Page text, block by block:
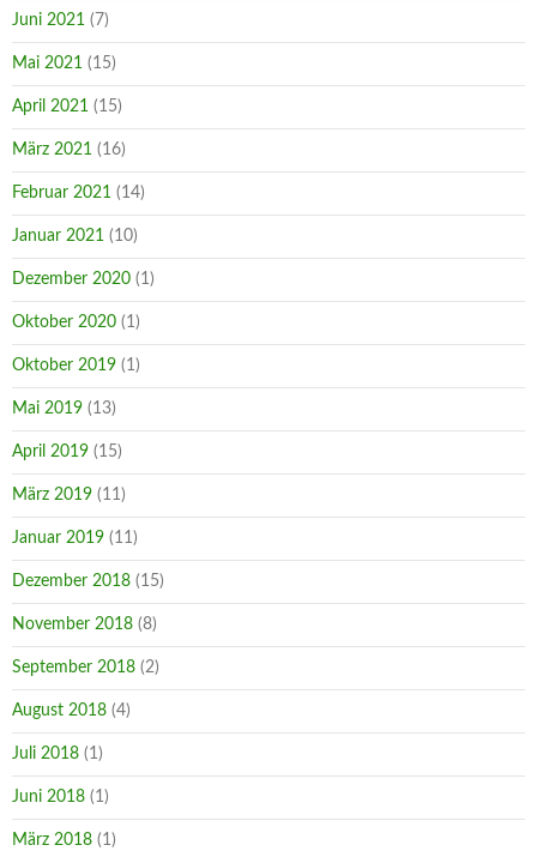
Juni 2021 (7)
Mai 2021 (15)
April 2021 (15)
März 2021 (16)
Februar 2021 (14)
Januar 2021 (10)
Dezember 2020 (1)
Oktober 2020 (1)
Oktober 2019 (1)
Mai 2019 (13)
April 2019 (15)
März 2019 (11)
Januar 2019 (11)
Dezember 2018 (15)
November 2018 (8)
September 2018 (2)
August 2018 (4)
Juli 2018 (1)
Juni 2018 (1)
März 2018 (1)